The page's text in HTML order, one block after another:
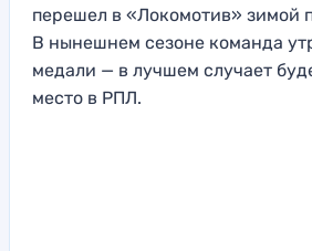
перешел в «Локомотив» зимой
В нынешнем сезоне команда
медали — в лучшем случает
место в РПЛ.